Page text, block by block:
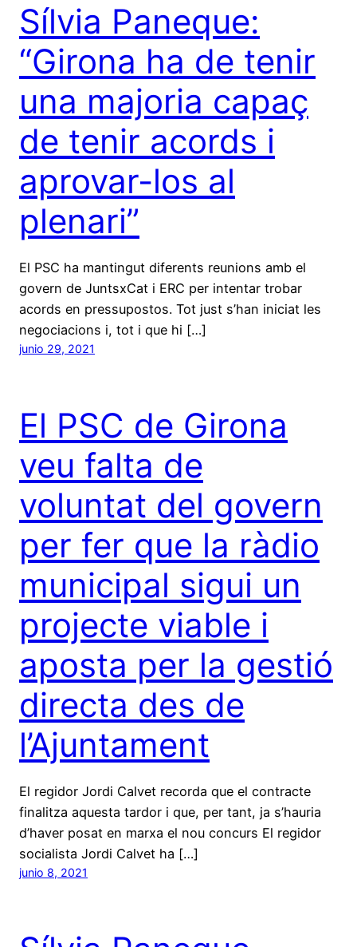
Sílvia Paneque:
“Girona ha de tenir
una majoria capaç
de tenir acords i
aprovar-los al
plenari”
El PSC ha mantingut diferents reunions amb el
govern de JuntsxCat i ERC per intentar trobar
acords en pressupostos. Tot just s’han iniciat les
negociacions i, tot i que hi […]
junio 29, 2021
El PSC de Girona
veu falta de
voluntat del govern
per fer que la ràdio
municipal sigui un
projecte viable i
aposta per la gestió
directa des de
l’Ajuntament
El regidor Jordi Calvet recorda que el contracte
finalitza aquesta tardor i que, per tant, ja s’hauria
d’haver posat en marxa el nou concurs El regidor
socialista Jordi Calvet ha […]
junio 8, 2021